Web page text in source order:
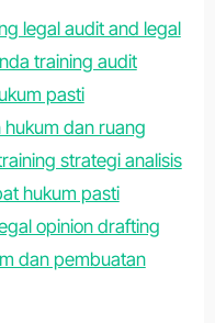
legal audit and legal
training audit
pasti
dan ruang
strategi analisis
hukum pasti
opinion drafting
dan pembuatan